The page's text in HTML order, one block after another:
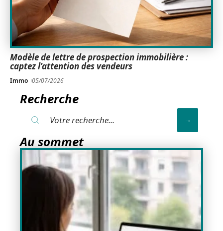
Modèle de lettre de prospection immobilière :
captez l’attention des vendeurs
Immo 05/07/2026
Recherche
Au sommet